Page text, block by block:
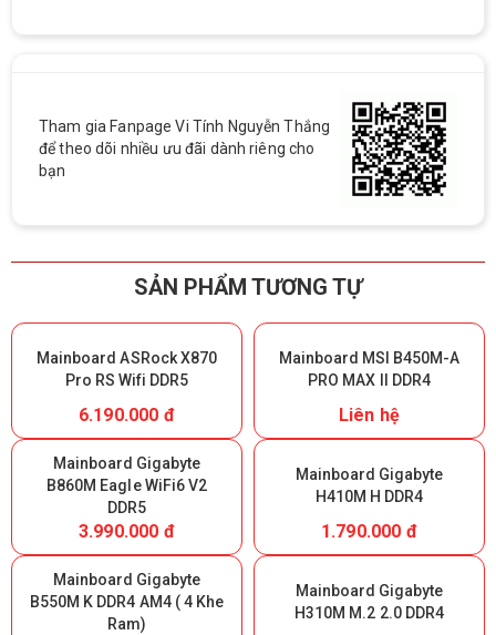
Tham gia Fanpage Vi Tính Nguyễn Thắng
để theo dõi nhiều ưu đãi dành riêng cho
bạn
SẢN PHẨM TƯƠNG TỰ
Mainboard ASRock X870
Pro RS Wifi DDR5
6.190.000 đ
Mainboard MSI B450M-A
PRO MAX II DDR4
Liên hệ
Mainboard Gigabyte
B860M Eagle WiFi6 V2
DDR5
3.990.000 đ
Mainboard Gigabyte
H410M H DDR4
1.790.000 đ
Mainboard Gigabyte
B550M K DDR4 AM4 ( 4 Khe
Ram)
Mainboard Gigabyte
H310M M.2 2.0 DDR4